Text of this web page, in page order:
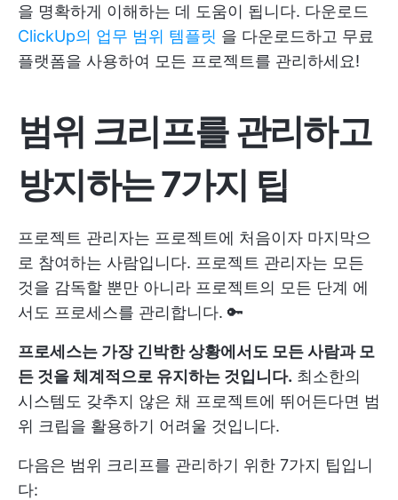
을 명확하게 이해하는 데 도움이 됩니다. 다운로드
ClickUp의 업무 범위 템플릿 을 다운로드하고 무료
플랫폼을 사용하여 모든 프로젝트를 관리하세요!
범위 크리프를 관리하고
방지하는 7가지 팁
프로젝트 관리자는 프로젝트에 처음이자 마지막으
로 참여하는 사람입니다. 프로젝트 관리자는 모든
것을 감독할 뿐만 아니라 프로젝트의 모든 단계 에
서도 프로세스를 관리합니다. 🔑
프로세스는 가장 긴박한 상황에서도 모든 사람과 모
든 것을 체계적으로 유지하는 것입니다. 최소한의
시스템도 갖추지 않은 채 프로젝트에 뛰어든다면 범
위 크립을 활용하기 어려울 것입니다.
다음은 범위 크리프를 관리하기 위한 7가지 팁입니
다: